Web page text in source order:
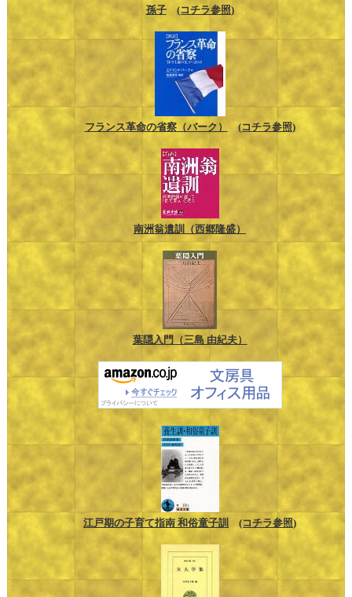
孫子 (コチラ参照)
フランス革命の省察（バーク） (コチラ参照)
南洲翁遺訓（西郷隆盛）
葉隠入門（三島 由紀夫）
江戸期の子育て指南 和俗童子訓 (コチラ参照)